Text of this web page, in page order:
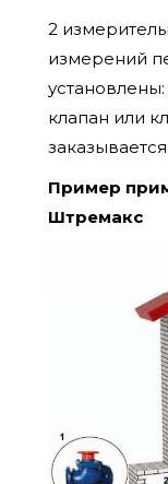
2
измерений
клапан или
Пример
Штремакс